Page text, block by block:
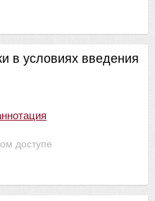
доступе
в условиях введения